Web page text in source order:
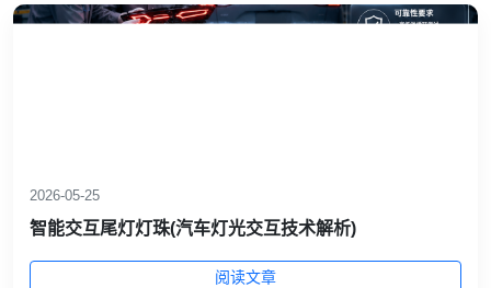
2026-05-25
智能交互尾灯灯珠(汽车灯光交互技术解析)
阅读文章